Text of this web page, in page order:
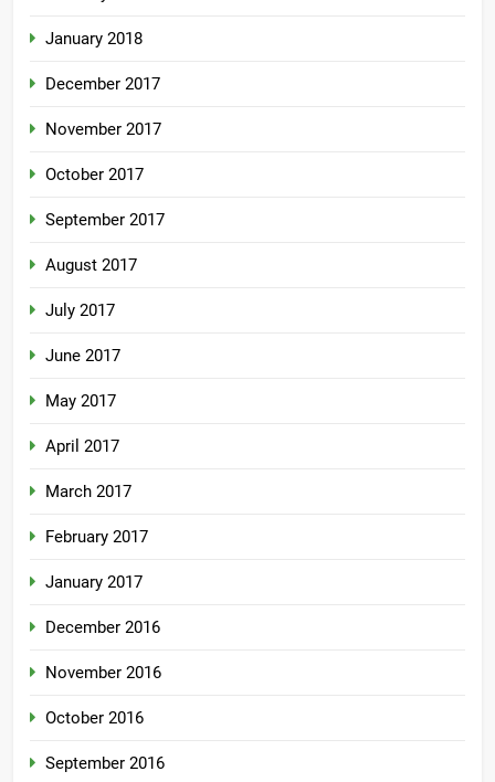
January 2018
December 2017
November 2017
October 2017
September 2017
August 2017
July 2017
June 2017
May 2017
April 2017
March 2017
February 2017
January 2017
December 2016
November 2016
October 2016
September 2016